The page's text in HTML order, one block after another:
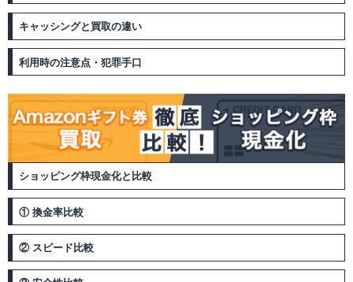
キャッシングと買取の違い
利用時の注意点・犯罪手口
ショッピング枠現金化と比較
① 換金率比較
② スピード比較